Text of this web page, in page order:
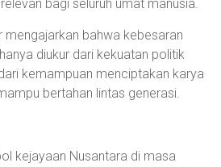
bagi seluruh umat manusia.
mengajarkan bahwa kebesaran
diukur dari kekuatan politik
kemampuan menciptakan karya
bertahan lintas generasi.
kejayaan Nusantara di masa